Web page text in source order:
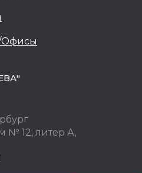
Офисы
№ 12, литер А,